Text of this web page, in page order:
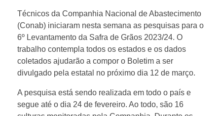
é
c
n
i
Técnicos da Companhia Nacional de Abastecimento
(Conab) iniciaram nesta semana as pesquisas para o
6º Levantamento da Safra de Grãos 2023/24. O
trabalho contempla todos os estados e os dados
coletados ajudarão a compor o Boletim a ser
divulgado pela estatal no próximo dia 12 de março.
A pesquisa está sendo realizada em todo o país e
segue até o dia 24 de fevereiro. Ao todo, são 16